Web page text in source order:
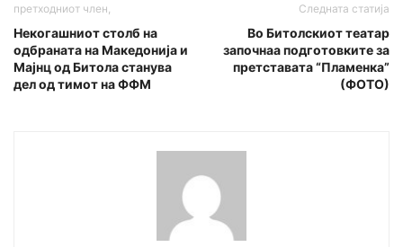
претходниот член,
Некогашниот столб на
одбраната на Македонија и
Мајнц од Битола станува
дел од тимот на ФФМ
Следната статија
Во Битолскиот театар
започнаа подготовките за
претставата “Пламенка”
(ФОТО)